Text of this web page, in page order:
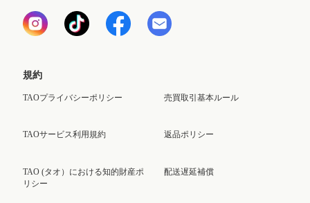
規約
TAOプライバシーポリシー
TAOサービス利用規約
TAO (タオ）における知的財産ポ
リシー
売買取引基本ルール
返品ポリシー
配送遅延補償